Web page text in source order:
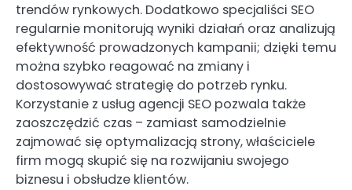
trendów rynkowych. Dodatkowo specjaliści SEO
regularnie monitorują wyniki działań oraz analizują
efektywność prowadzonych kampanii; dzięki temu
można szybko reagować na zmiany i
dostosowywać strategię do potrzeb rynku.
Korzystanie z usług agencji SEO pozwala także
zaoszczędzić czas – zamiast samodzielnie
zajmować się optymalizacją strony, właściciele
firm mogą skupić się na rozwijaniu swojego
biznesu i obsłudze klientów.